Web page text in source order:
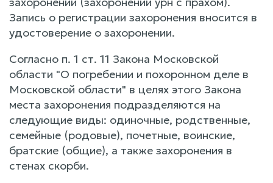
Запись о регистрации захоронения вносится в
удостоверение о захоронении.
Согласно п. 1 ст. 11 Закона Московской
области "О погребении и похоронном деле в
Московской области" в целях этого Закона
места захоронения подразделяются на
следующие виды: одиночные, родственные,
семейные (родовые), почетные, воинские,
братские (общие), а также захоронения в
стенах скорби.